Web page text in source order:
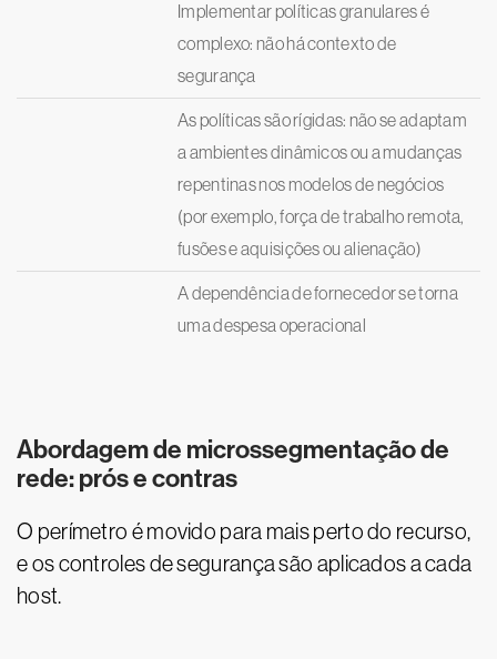
Implementar políticas granulares é
complexo: não há contexto de
segurança
As políticas são rígidas: não se adaptam
a ambientes dinâmicos ou a mudanças
repentinas nos modelos de negócios
(por exemplo, força de trabalho remota,
fusões e aquisições ou alienação)
A dependência de fornecedor se torna
uma despesa operacional
Abordagem de microssegmentação de
rede: prós e contras
O perímetro é movido para mais perto do recurso,
e os controles de segurança são aplicados a cada
host.